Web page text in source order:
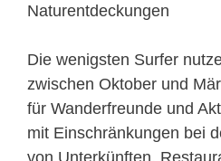
Naturentdeckungen
Die wenigsten Surfer
zwischen Oktober und
für Wanderfreunde und
mit Einschränkungen bei
von Unterkünften,